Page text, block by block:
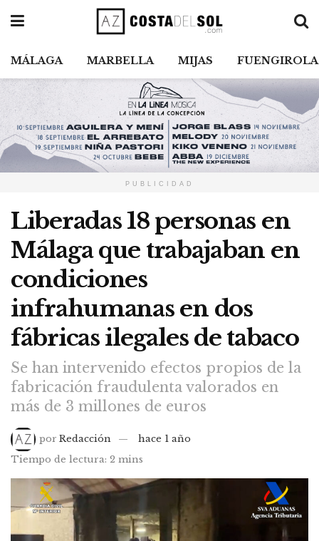
MÁLAGA MARBELLA MIJAS FUENGIROLA
PUBLICIDAD
Liberadas 18 personas en
Málaga que trabajaban en
condiciones
infrahumanas en dos
fábricas ilegales de tabaco
Se han intervenido efectos propios de la
fabricación fraudulenta valorados en
más de 3 millones de euros
por Redacción
hace 1 año
Tiempo de lectura: 2 mins